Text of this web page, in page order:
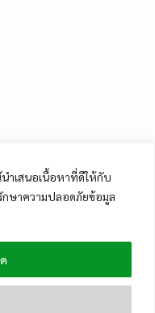
ำเสนอเนื้อหาที่ดีให้กับ
กษาความปลอดภัยข้อมูล